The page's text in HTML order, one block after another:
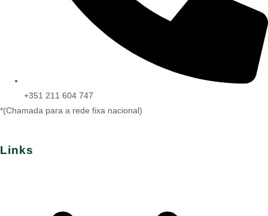
+351 211 604 747
*(Chamada para a rede fixa nacional)
Links